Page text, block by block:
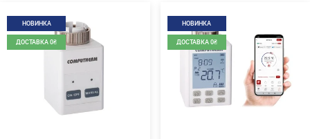
НОВИНКА
ДОСТАВКА 0₴
НОВИНКА
ДОСТАВКА 0₴